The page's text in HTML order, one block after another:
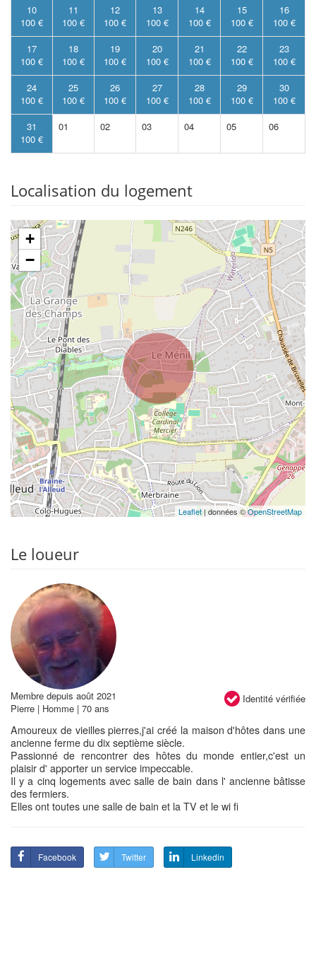
10
100 €
11
100 €
12
100 €
13
100 €
14
100 €
15
100 €
16
100 €
17
100 €
18
100 €
19
100 €
20
100 €
21
100 €
22
100 €
23
100 €
24
100 €
25
100 €
26
100 €
27
100 €
28
100 €
29
100 €
30
100 €
31
100 €
01 02 03 04 05 06
Localisation du logement
+
−
Leaflet| données ©OpenStreetMap
Le loueur
Identité vérifiée
Membre depuis août 2021
Pierre | Homme | 70 ans
Amoureux de vieilles pierres,j'ai créé la maison d'hôtes dans une
ancienne ferme du dix septième siècle.
Passionné de rencontrer des hôtes du monde entier,c'est un
plaisir d' apporter un service impeccable.
Il y a cinq logements avec salle de bain dans l' ancienne bâtisse
des fermiers.
Elles ont toutes une salle de bain et la TV et le wi fi
Facebook Twitter Linkedin